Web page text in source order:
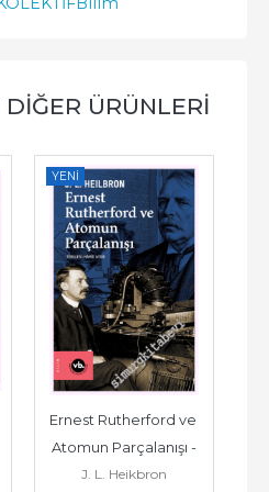
ÜRÜNLERI
YENI
Ernest Rutherford ve
Atomun Parçalanışı -
J. L. Heikbron